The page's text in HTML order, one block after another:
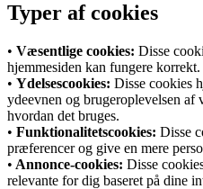
Typer af cookies
• Væsentlige cookies: Disse
hjemmesiden kan fungere
• Ydelsescookies: Disse cookies
ydeevnen og brugeroplevelsen af
hvordan det bruges.
• Funktionalitetscookies: Disse
præferencer og give en mere
• Annonce-cookies: Disse
relevante for dig baseret på dine